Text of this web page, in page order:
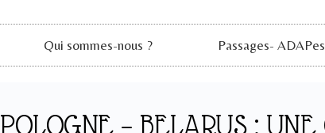
Qui sommes-nous ? Passages- ADAPes
POLOGNE – BELARUS :